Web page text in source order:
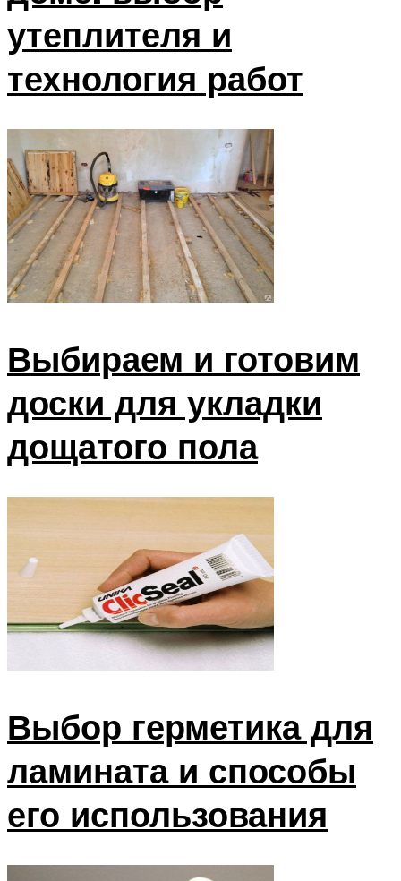
утеплителя и
технология работ
Выбираем и готовим
доски для укладки
дощатого пола
Выбор герметика для
ламината и способы
его использования